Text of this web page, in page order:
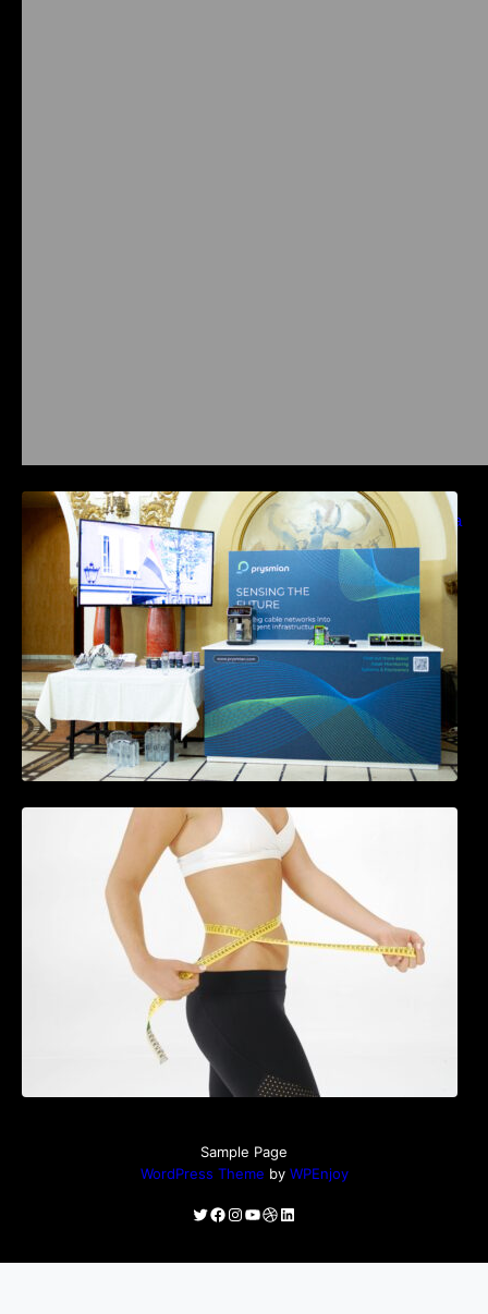
Prysmian aduce la COMM26 tehnologii de
sensing si Digital Energy pentru monitorizarea
in timp real a infrastrucrutilor critice
Tratamentul Wegovy® generează o scădere
în greutate de până la 22,6% la femei în
perioada menopauzei și reduce la jumătate
riscul de migrene
Sample Page
WordPress Theme by WPEnjoy
Twitter
Facebook
Instagram
YouTube
Dribbble
LinkedIn